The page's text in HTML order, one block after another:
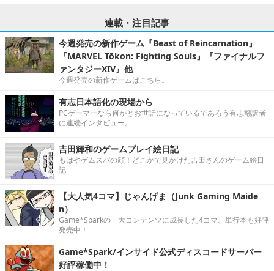
連載・注目記事
今週発売の新作ゲーム『Beast of Reincarnation』
『MARVEL Tōkon: Fighting Souls』『ファイナルフ
ァンタジーXIV』他
今週発売の新作ゲームはこちら。
有志日本語化の現場から
PCゲーマーなら何かとお世話になっているであろう有志翻訳者
に連続インタビュー。
吉田輝和のゲームプレイ絵日記
もはやゲムスパの顔！どこかで見かけた吉田さんのゲーム絵日
記
【大人気4コマ】じゃんげま（Junk Gaming Maide
n）
Game*Sparkの一大コンテンツに成長した4コマ。単行本も好評
発売中！
Game*Spark/インサイド公式ディスコードサーバー
好評稼働中！